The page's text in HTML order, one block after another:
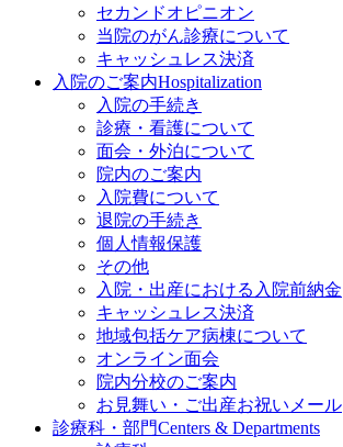
セカンドオピニオン
当院のがん診療について
キャッシュレス決済
入院のご案内Hospitalization
入院の手続き
診療・看護について
面会・外泊について
院内のご案内
入院費について
退院の手続き
個人情報保護
その他
入院・出産における入院前納金
キャッシュレス決済
地域包括ケア病棟について
オンライン面会
院内分校のご案内
お見舞い・ご出産お祝いメール
診療科・部門Centers & Departments